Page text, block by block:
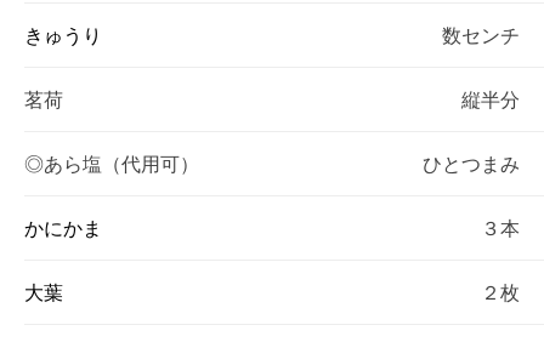
きゅうり 数センチ
茗荷 縦半分
◎あら塩（代用可） ひとつまみ
かにかま ３本
大葉 ２枚